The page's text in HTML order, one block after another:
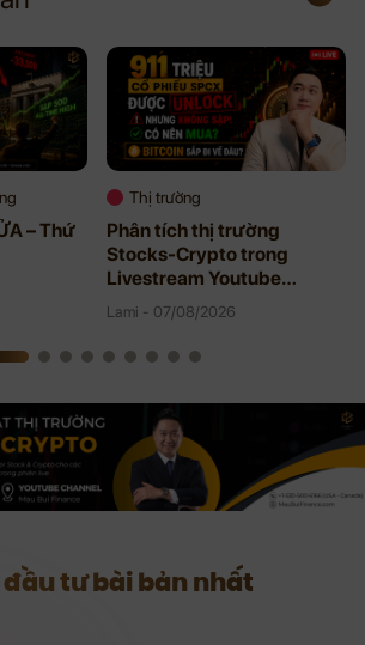
– Thứ
Thị trường
Phân tích thị trường
Stocks-Crypto trong
Livestream Youtube
08/06/2026
Lami - 07/08/2026
tư bài bản nhất